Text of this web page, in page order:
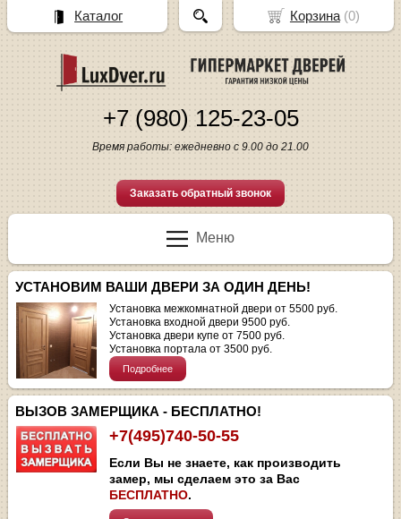
+7 (980) 125-23-05
Время работы: ежедневно с 9.00 до 21.00
Заказать обратный звонок
Меню
УСТАНОВИМ ВАШИ ДВЕРИ ЗА ОДИН ДЕНЬ!
Установка межкомнатной двери от 5500 руб.
Установка входной двери 9500 руб.
Установка двери купе от 7500 руб.
Установка портала от 3500 руб.
Подробнее
ВЫЗОВ ЗАМЕРЩИКА - БЕСПЛАТНО!
+7(495)740-50-55
Если Вы не знаете, как производить
замер, мы сделаем это за Вас
БЕСПЛАТНО.
Корзина(0)
Каталог